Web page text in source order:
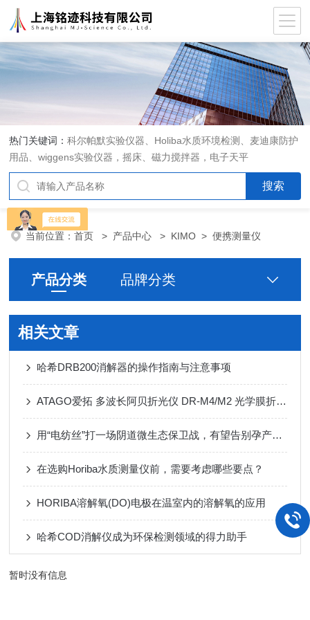
热门关键词：科尔帕默实验仪器、Holiba水质环境检测、麦迪康防护
用品、wiggens实验仪器，摇床、磁力搅拌器，电子天平
当前位置：首页 > 产品中心 > KIMO >便携测量仪
产品分类 品牌分类
相关文章
哈希DRB200消解器的操作指南与注意事项
ATAGO爱拓 多波长阿贝折光仪 DR-M4/M2 光学膜折射率在行业的应用
用“电纺丝”打一场阴道微生态保卫战，有望告别孕产期B链菌噩梦
在选购Horiba水质测量仪前，需要考虑哪些要点？
HORIBA溶解氧(DO)电极在温室内的溶解氧的应用
哈希COD消解仪成为环保检测领域的得力助手
暂时没有信息